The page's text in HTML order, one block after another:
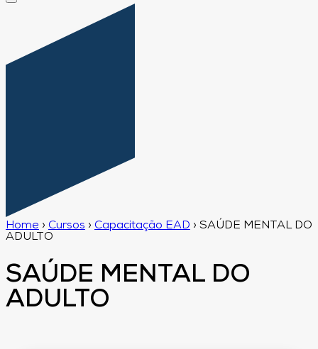
Home › Cursos › Capacitação EAD › SAÚDE MENTAL DO
ADULTO
SAÚDE MENTAL DO
ADULTO